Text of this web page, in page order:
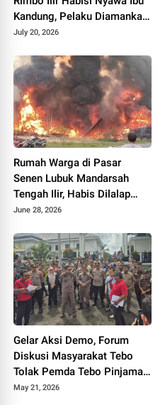
Kandung, Pelaku Diamankan
di Mapolsek
July 20, 2026
Rumah Warga di Pasar
Senen Lubuk Mandarsah
Tengah Ilir, Habis Dilalap
Sijago Merah
June 28, 2026
Gelar Aksi Demo, Forum
Diskusi Masyarakat Tebo
Tolak Pemda Tebo Pinjaman
PT SMI
May 21, 2026